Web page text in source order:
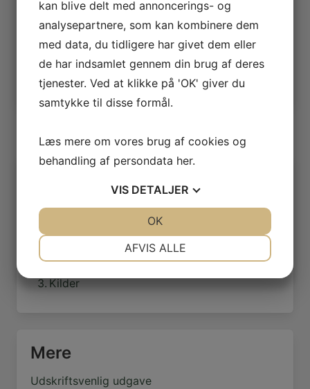
historie Bind II, Skive Museums Forlag
2002, 245, 249, 287, 325
Ottos Billedbog s. 71
Forfattervedelslund
Postgården:
Skive Dagblad :
Kilder
Mere
Udskriftsvenlig udgave
kan blive delt med annoncerings- og
analysepartnere, som kan kombinere dem
med data, du tidligere har givet dem eller
de har indsamlet gennem din brug af deres
tjenester. Ved at klikke på 'OK' giver du
samtykke til disse formål.
Læs mere om vores brug af cookies og
behandling af persondata her.
VIS DETALJER
MARKETING
AFVIS ALLE
OK